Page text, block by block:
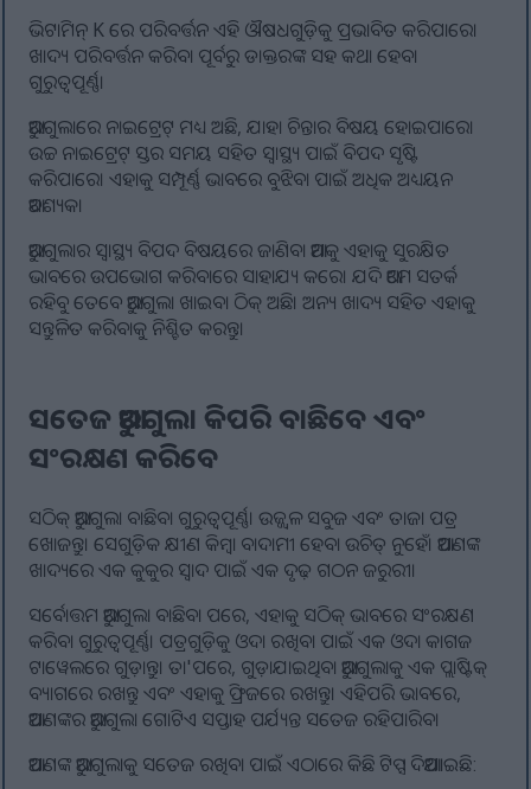
ଭିଟାମିନ୍ K ରେ ପରିବର୍ତ୍ତନ ଏହି ଔଷଧଗୁଡ଼ିକୁ ପ୍ରଭାବିତ କରିପାରେ।
ଖାଦ୍ୟ ପରିବର୍ତ୍ତନ କରିବା ପୂର୍ବରୁ ଡାକ୍ତରଙ୍କ ସହ କଥା ହେବା
ଗୁରୁତ୍ୱପୂର୍ଣ୍ଣ।
ଆରୁଗୁଲାରେ ନାଇଟ୍ରେଟ୍ ମଧ୍ୟ ଅଛି, ଯାହା ଚିନ୍ତାର ବିଷୟ ହୋଇପାରେ।
ଉଚ୍ଚ ନାଇଟ୍ରେଟ୍ ସ୍ତର ସମୟ ସହିତ ସ୍ୱାସ୍ଥ୍ୟ ପାଇଁ ବିପଦ ସୃଷ୍ଟି
କରିପାରେ। ଏହାକୁ ସମ୍ପୂର୍ଣ୍ଣ ଭାବରେ ବୁଝିବା ପାଇଁ ଅଧିକ ଅଧ୍ୟୟନ
ଆବଶ୍ୟକ।
ଆରୁଗୁଲାର ସ୍ୱାସ୍ଥ୍ୟ ବିପଦ ବିଷୟରେ ଜାଣିବା ଆମକୁ ଏହାକୁ ସୁରକ୍ଷିତ
ଭାବରେ ଉପଭୋଗ କରିବାରେ ସାହାଯ୍ୟ କରେ। ଯଦି ଆମେ ସତର୍କ
ରହିବୁ ତେବେ ଆରୁଗୁଲା ଖାଇବା ଠିକ୍ ଅଛି। ଅନ୍ୟ ଖାଦ୍ୟ ସହିତ ଏହାକୁ
ସନ୍ତୁଳିତ କରିବାକୁ ନିଶ୍ଚିତ କରନ୍ତୁ।
ସତେଜ ଆରୁଗୁଲା କିପରି ବାଛିବେ ଏବଂ
ସଂରକ୍ଷଣ କରିବେ
ସଠିକ୍ ଆରୁଗୁଲା ବାଛିବା ଗୁରୁତ୍ୱପୂର୍ଣ୍ଣ। ଉଜ୍ଜ୍ୱଳ ସବୁଜ ଏବଂ ତାଜା ପତ୍ର
ଖୋଜନ୍ତୁ। ସେଗୁଡ଼ିକ କ୍ଷୀଣ କିମ୍ବା ବାଦାମୀ ହେବା ଉଚିତ୍ ନୁହେଁ। ଆପଣଙ୍କ
ଖାଦ୍ୟରେ ଏକ କୁକୁର ସ୍ୱାଦ ପାଇଁ ଏକ ଦୃଢ଼ ଗଠନ ଜରୁରୀ।
ସର୍ବୋତ୍ତମ ଆରୁଗୁଲା ବାଛିବା ପରେ, ଏହାକୁ ସଠିକ୍ ଭାବରେ ସଂରକ୍ଷଣ
କରିବା ଗୁରୁତ୍ୱପୂର୍ଣ୍ଣ। ପତ୍ରଗୁଡ଼ିକୁ ଓଦା ରଖିବା ପାଇଁ ଏକ ଓଦା କାଗଜ
ଟାୱେଲରେ ଗୁଡ଼ାନ୍ତୁ। ତା'ପରେ, ଗୁଡ଼ାଯାଇଥିବା ଆରୁଗୁଲାକୁ ଏକ ପ୍ଲାଷ୍ଟିକ୍
ବ୍ୟାଗରେ ରଖନ୍ତୁ ଏବଂ ଏହାକୁ ଫ୍ରିଜରେ ରଖନ୍ତୁ। ଏହିପରି ଭାବରେ,
ଆପଣଙ୍କର ଆରୁଗୁଲା ଗୋଟିଏ ସପ୍ତାହ ପର୍ଯ୍ୟନ୍ତ ସତେଜ ରହିପାରିବ।
ଆପଣଙ୍କ ଆରୁଗୁଲାକୁ ସତେଜ ରଖିବା ପାଇଁ ଏଠାରେ କିଛି ଟିପ୍ସ ଦିଆଯାଇଛି: